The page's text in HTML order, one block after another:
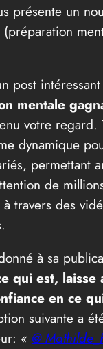
présente un
post
mentale
votre regard.
dynamique
permettant
de
à travers des
à sa
qui est, laisse
en ce
suivante a
« @